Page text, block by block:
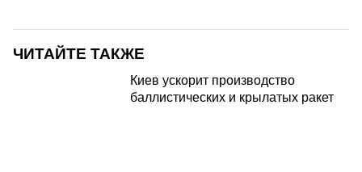
ЧИТАЙТЕ ТАКЖЕ
Киев ускорит производство
баллистических и крылатых ракет